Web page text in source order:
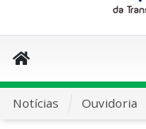
Notícias Ouvidoria